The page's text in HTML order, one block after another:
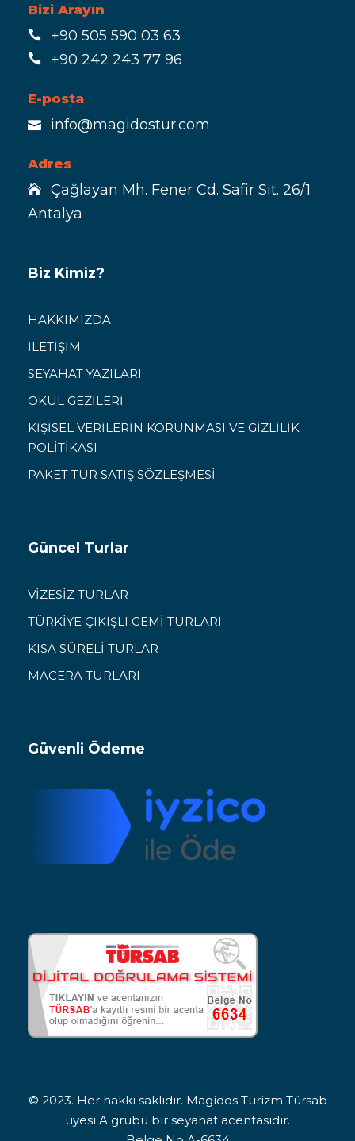
Bizi Arayın
+90 505 590 03 63
+90 242 243 77 96
E-posta
info@magidostur.com
Adres
Çağlayan Mh. Fener Cd. Safir Sit. 26/1
Antalya
Biz Kimiz?
HAKKIMIZDA
İLETİŞİM
SEYAHAT YAZILARI
OKUL GEZİLERİ
KİŞİSEL VERİLERİN KORUNMASI VE GİZLİLİK
POLİTİKASI
PAKET TUR SATIŞ SÖZLEŞMESİ
Güncel Turlar
VİZESİZ TURLAR
TÜRKİYE ÇIKIŞLI GEMİ TURLARI
KISA SÜRELİ TURLAR
MACERA TURLARI
Güvenli Ödeme
© 2023. Her hakkı saklıdır. Magidos Turizm Türsab
üyesi A grubu bir seyahat acentasıdır.